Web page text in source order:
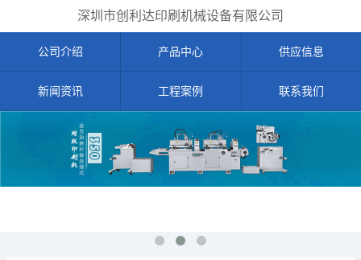
深圳市创利达印刷机械设备有限公司
公司介绍 产品中心 供应信息
新闻资讯 工程案例 联系我们